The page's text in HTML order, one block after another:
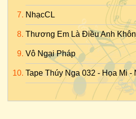
NhạcCL
Thương Em Là Điều Anh
Vô Ngại Pháp
Tape Thúy Nga 032 - Họa Mi -